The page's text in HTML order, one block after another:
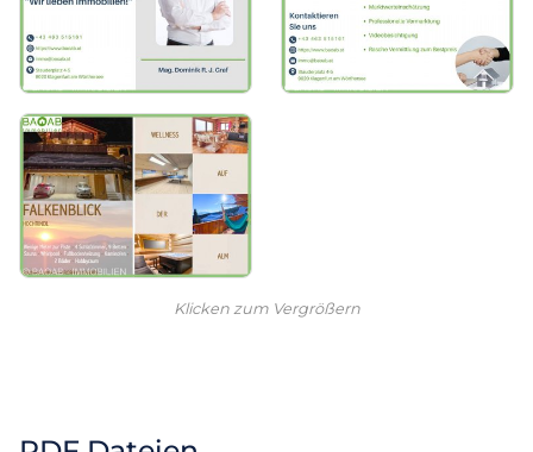
Klicken zum Vergrößern